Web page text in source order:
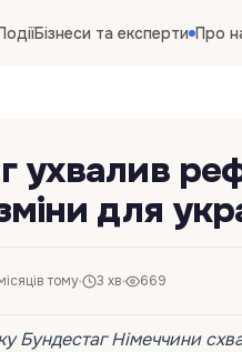
Бізнеси та експерти Про
ухвалив
для
тому 3 хв 669
Бундестаг Німеччини